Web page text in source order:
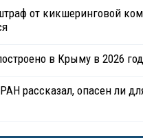
от кикшеринговой
в Крыму в 2026
рассказал, опасен ли